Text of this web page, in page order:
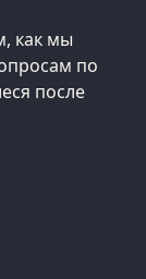
как мы
по
после